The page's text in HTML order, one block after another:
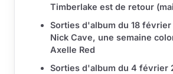
Timberlake est de retour
Sorties d'album du 18 février
Nick Cave, une semaine
Axelle Red
Sorties d'album du 4 février